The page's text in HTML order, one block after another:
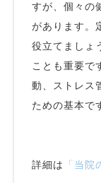
すが、個々の
があります。
役立てましょ
ことも重要で
動、ストレス
ための基本で
詳細は 「当院